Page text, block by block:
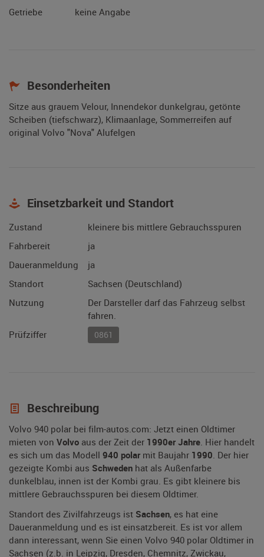
Getriebe
keine Angabe
Besonderheiten
Sitze aus grauem Velour, Innendekor dunkelgrau, getönte
Scheiben (tiefschwarz), Klimaanlage, Sommerreifen auf
original Volvo "Nova" Alufelgen
Einsetzbarkeit und Standort
Zustand
kleinere bis mittlere Gebrauchsspuren
Fahrbereit
ja
Daueranmeldung
ja
Standort
Sachsen (Deutschland)
Nutzung
Der Darsteller darf das Fahrzeug selbst
fahren.
Prüfziffer
0861
Beschreibung
Volvo 940 polar bei film-autos.com: Jetzt einen Oldtimer
mieten von Volvo aus der Zeit der 1990er Jahre. Hier handelt
es sich um das Modell 940 polar mit Baujahr 1990. Der hier
gezeigte Kombi aus Schweden hat als Außenfarbe
dunkelblau, innen ist der Kombi grau. Es gibt kleinere bis
mittlere Gebrauchsspuren bei diesem Oldtimer.
Standort des Zivilfahrzeugs ist Sachsen, es hat eine
Daueranmeldung und es ist einsatzbereit. Es ist vor allem
dann interessant, wenn Sie einen Volvo 940 polar Oldtimer in
Sachsen (z.b. in Leipzig, Dresden, Chemnitz, Zwickau,